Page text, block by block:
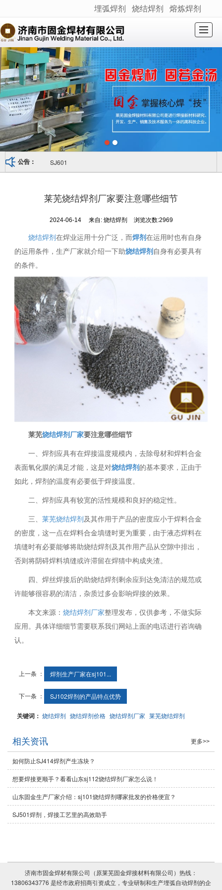
很遗憾，因您的浏览器版本过低导致无法获得最佳浏览体验，推荐下载安装谷歌浏览器！
埋弧焊剂 烧结焊剂 熔炼焊剂
网站首页 关于我们 产品展示
荣誉资质
产品检测 联系我们
公告： SJ601
莱芜烧结焊剂厂家要注意哪些细节
2024-06-14 来自: 烧结焊剂 浏览次数:2969
烧结焊剂在焊业运用十分广泛，而焊剂在运用时也有自身
的运用条件，生产厂家就介绍一下助烧结焊剂自身有必要具有
的条件。
莱芜烧结焊剂厂家要注意哪些细节
一、焊剂应具有在焊接温度规模内，去除母材和焊料合金
表面氧化膜的满足才能，这是对烧结焊剂的基本要求，正由于
如此，焊剂的温度有必要低于焊接温度。
二、焊剂应具有较宽的活性规模和良好的稳定性。
三、莱芜烧结焊剂及其作用于产品的密度应小于焊料合金
的密度，这一点在焊料合金填缝时更为重要，由于液态焊料在
填缝时有必要能够将助烧结焊剂及其作用产品从空隙中排出，
否则将阴碍焊料填缝或许滞留在焊猜中构成夹渣。
四、焊丝焊接后的助烧结焊剂剩余应到达免清洁的规范或
许能够很容易的清洁，杂质过多会影响焊接的效果。
本文来源：烧结焊剂厂家整理发布，仅供参考，不做实际
应用。具体详细细节需要联系我们网站上面的电话进行咨询确
认。
上一条 ： 焊剂生产厂家在sj101...
下一条 ： SJ102焊剂的产品特点优势
关键词：烧结焊剂 烧结焊剂价格 烧结焊剂厂家 莱芜烧结焊剂
相关资讯 更多>>
如何防止SJ414焊剂产生冻块？
想要焊接更顺手？看看山东sj112烧结焊剂厂家怎么说！
山东固金生产厂家介绍：sj101烧结焊剂哪家批发的价格便宜？
SJ501焊剂，焊接工艺里的高效助手
济南市固金焊材有限公司（原莱芜固金焊接材料有限公司）热线：
13806343776 是经市政府招商引资成立，专业研制和生产埋弧自动焊剂的企